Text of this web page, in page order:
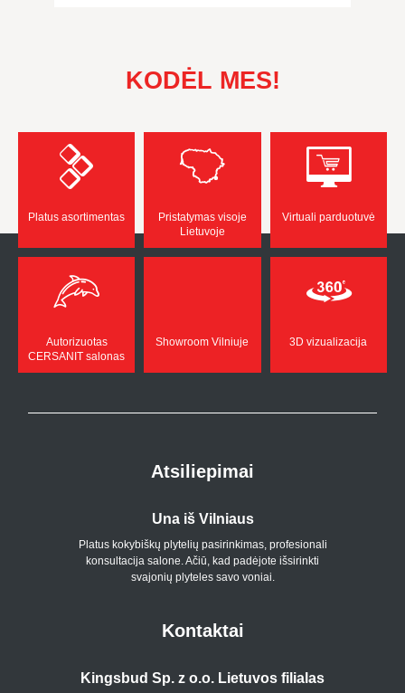
KODĖL MES!
Platus asortimentas
Pristatymas visoje
Lietuvoje
Virtuali parduotuvė
Autorizuotas
CERSANIT salonas
Showroom Vilniuje 3D vizualizacija
Atsiliepimai
Una iš Vilniaus
Platus kokybiškų plytelių pasirinkimas, profesionali
konsultacija salone. Ačiū, kad padėjote išsirinkti
svajonių plyteles savo voniai.
Kontaktai
Kingsbud Sp. z o.o. Lietuvos filialas